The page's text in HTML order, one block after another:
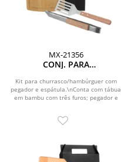
MX-21356
CONJ. PARA
COM PEGADOR E ESPÁTULA
- 3 PÇS
Kit para churrasco/hambúrguer com
pegador e espátula.\nConta com tábua
em bambu com três furos; pegador e